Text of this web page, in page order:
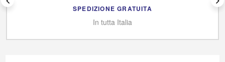
SPEDIZIONE GRATUITA
In tutta Italia